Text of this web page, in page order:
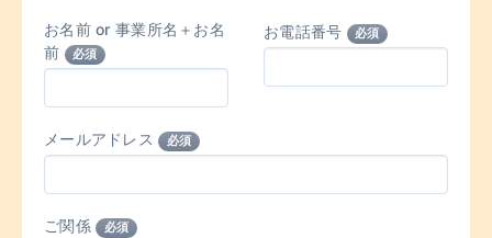
お名前 or 事業所名＋お名
前
必須
お電話番号 必須
メールアドレス 必須
ご関係 必須